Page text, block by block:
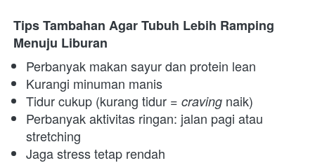
Tips Tambahan Agar Tubuh Lebih Ramping
Menuju Liburan
Perbanyak makan sayur dan protein lean
Kurangi minuman manis
Tidur cukup (kurang tidur = craving naik)
Perbanyak aktivitas ringan: jalan pagi atau
stretching
Jaga stress tetap rendah